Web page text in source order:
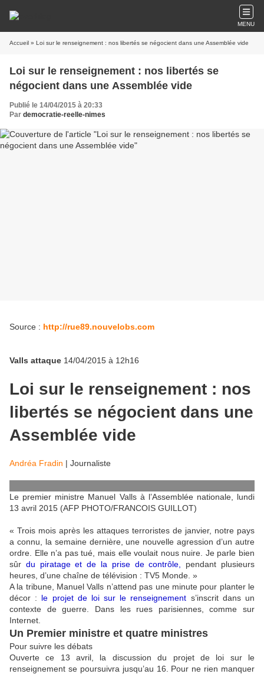
MENU
Accueil » Loi sur le renseignement : nos libertés se négocient dans une Assemblée vide
Loi sur le renseignement : nos libertés se
négocient dans une Assemblée vide
Publié le 14/04/2015 à 20:33
Par democratie-reelle-nimes
Source : http://rue89.nouvelobs.com
Valls attaque 14/04/2015 à 12h16
Loi sur le renseignement : nos
libertés se négocient dans une
Assemblée vide
Andréa Fradin | Journaliste
Le premier ministre Manuel Valls à l’Assemblée nationale, lundi
13 avril 2015 (AFP PHOTO/FRANCOIS GUILLOT)
« Trois mois après les attaques terroristes de janvier, notre pays
a connu, la semaine dernière, une nouvelle agression d’un autre
ordre. Elle n’a pas tué, mais elle voulait nous nuire. Je parle bien
sûr du piratage et de la prise de contrôle
pendant plusieurs
heures, d’une chaîne de télévision : TV5 Monde. »
A la tribune, Manuel Valls n’attend pas une minute pour planter le
décor : le projet de loi sur le renseignement s’inscrit dans un
contexte de guerre. Dans les rues parisiennes, comme sur
Internet.
Un Premier ministre et quatre ministres
Pour suivre les débats
Ouverte ce 13 avril, la discussion du projet de loi sur le
renseignement se poursuivra jusqu’au 16. Pour ne rien manquer